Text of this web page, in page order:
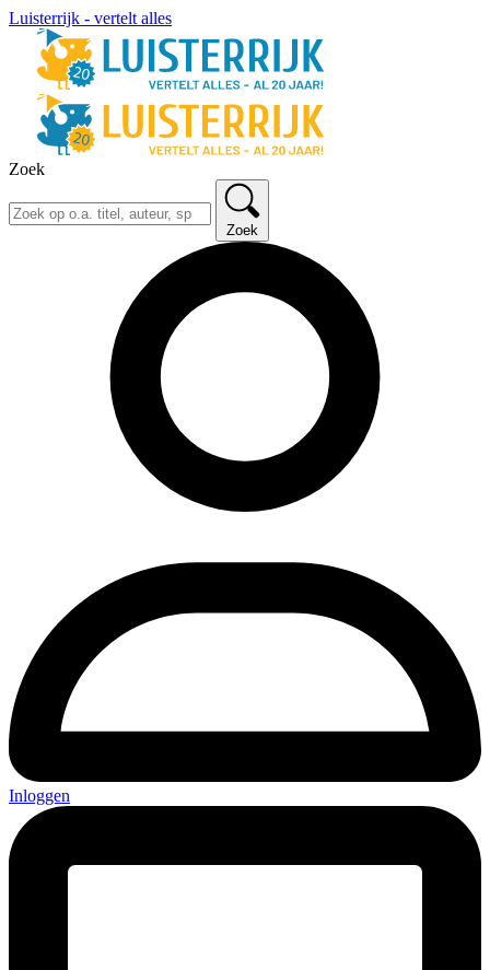
Luisterrijk - vertelt alles
Zoek
Zoek
Inloggen